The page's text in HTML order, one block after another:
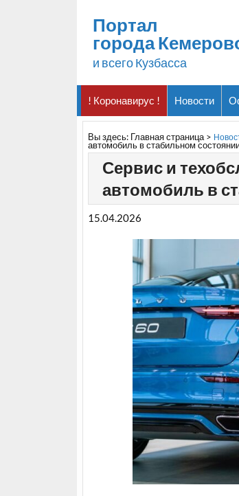
Портал
города
и всего Кузбасса
! Коронавирус ! Новости
Вы здесь: Главная страница>
автомобиль в стабильном
Сервис и
автомобиль в
15.04.2026